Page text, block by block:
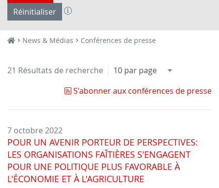
Réinitialiser
News & Médias Conférences de presse
21 Résultats de recherche
S'abonner aux conférences de presse
7 octobre 2022
POUR UN AVENIR PORTEUR DE PERSPECTIVES:
LES ORGANISATIONS FAÎTIÈRES S'ENGAGENT
POUR UNE POLITIQUE PLUS FAVORABLE À
L'ÉCONOMIE ET À L'AGRICULTURE